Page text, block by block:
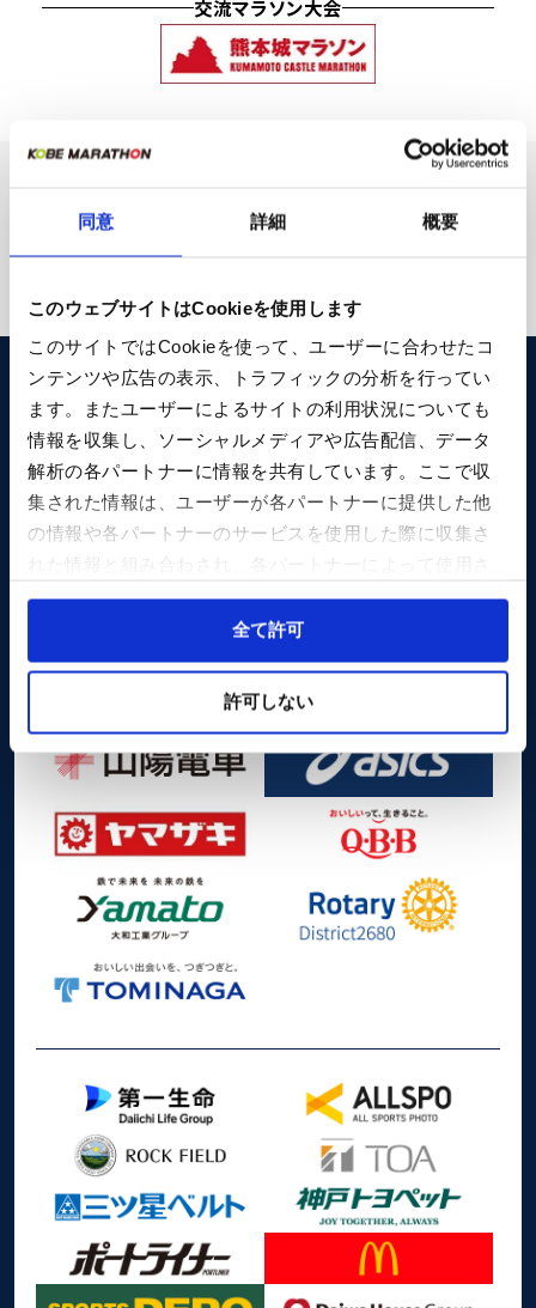
同意 詳細 概要
このウェブサイトはCookieを使用します
このサイトではCookieを使って、ユーザーに合わせたコ
ンテンツや広告の表示、トラフィックの分析を行ってい
ます。またユーザーによるサイトの利用状況についても
情報を収集し、ソーシャルメディアや広告配信、データ
解析の各パートナーに情報を共有しています。ここで収
集された情報は、ユーザーが各パートナーに提供した他
の情報や各パートナーのサービスを使用した際に収集さ
れることがあります。
Cookieを許可しない場合、ウェブサイト上のすべての機
能やコンテンツに完全にアクセスできなくなる可能性が
全て許可
許可しない
交流マラソン大会
Special Sponsor
Sponsor